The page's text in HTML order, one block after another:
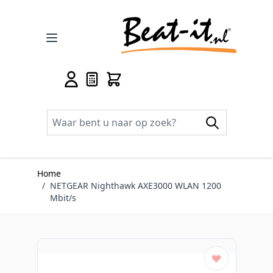
Home
/ NETGEAR Nighthawk AXE3000 WLAN 1200
Mbit/s